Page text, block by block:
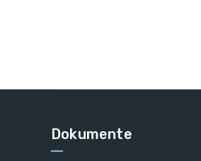
Dokumente